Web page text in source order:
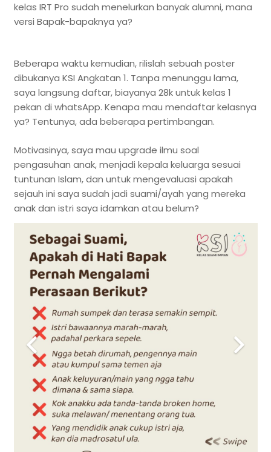
kelas IRT Pro sudah menelurkan banyak alumni, mana
versi Bapak-bapaknya ya?
Beberapa waktu kemudian, rilislah sebuah poster
dibukanya KSI Angkatan 1. Tanpa menunggu lama,
saya langsung daftar, biayanya 28k untuk kelas 1
pekan di whatsApp. Kenapa mau mendaftar kelasnya
ya? Tentunya, ada beberapa pertimbangan.
Motivasinya, saya mau upgrade ilmu soal
pengasuhan anak, menjadi kepala keluarga sesuai
tuntunan Islam, dan untuk mengevaluasi apakah
sejauh ini saya sudah jadi suami/ayah yang mereka
anak dan istri saya idamkan atau belum?